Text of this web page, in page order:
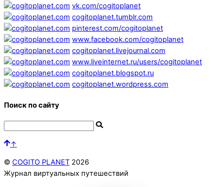
vk.com/cogitoplanet
cogitoplanet.tumblr.com
pinterest.com/cogitoplanet
www.facebook.com/cogitoplanet
cogitoplanet.livejournal.com
www.liveinternet.ru/users/cogitoplanet
cogitoplanet.blogspot.ru
cogitoplanet.wordpress.com
Поиск по сайту
↑
© COGITO PLANET 2026
Журнал виртуальных путешествий